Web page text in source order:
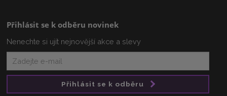
Přihlásit se k odběru novinek
Nenechte si ujít nejnovější akce a slevy
Přihlásit se k odběru